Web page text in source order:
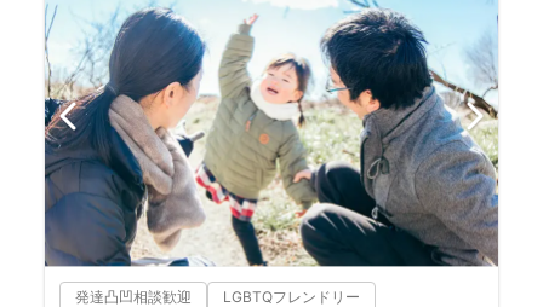
発達凸凹相談歓迎 LGBTQフレンドリー